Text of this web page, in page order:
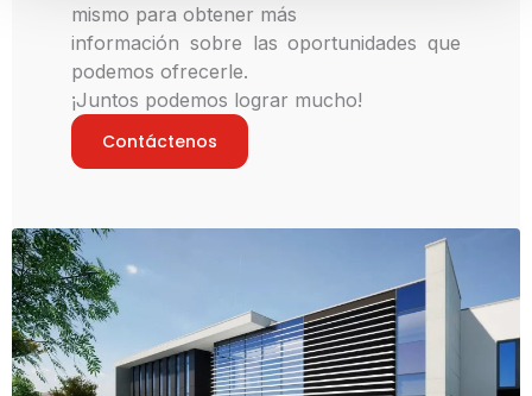
mismo para obtener más
información sobre las oportunidades que
podemos ofrecerle.
¡Juntos podemos lograr mucho!
Contáctenos